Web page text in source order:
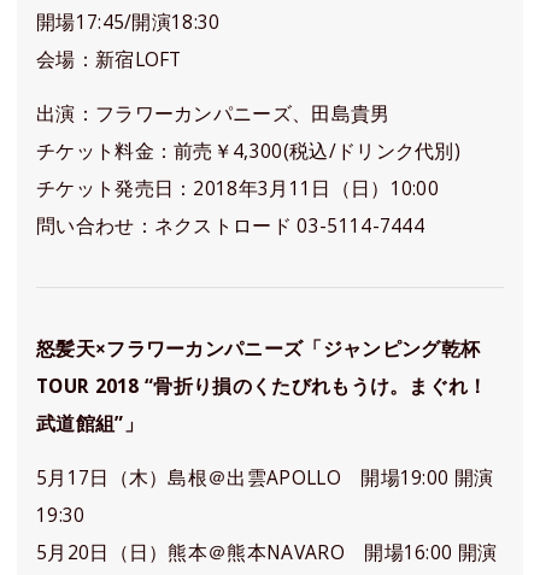
開場17:45/開演18:30
会場：新宿LOFT
出演：フラワーカンパニーズ、田島貴男
チケット料金：前売￥4,300(税込/ドリンク代別)
チケット発売日：2018年3月11日（日）10:00
問い合わせ：ネクストロード 03-5114-7444
怒髪天×フラワーカンパニーズ「ジャンピング乾杯
TOUR 2018 “骨折り損のくたびれもうけ。まぐれ！
武道館組”」
5月17日（木）島根＠出雲APOLLO 開場19:00 開演
19:30
5月20日（日）熊本＠熊本NAVARO 開場16:00 開演